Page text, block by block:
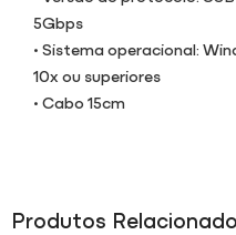
5Gbps
• Sistema operacional:
10x ou superiores
• Cabo 15cm
Produtos